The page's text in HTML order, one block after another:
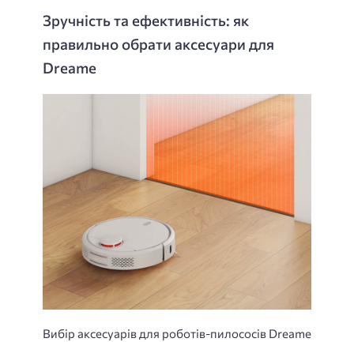
Зручність та ефективність: як
правильно обрати аксесуари для
Dreame
Вибір аксесуарів для роботів-пилососів Dreame